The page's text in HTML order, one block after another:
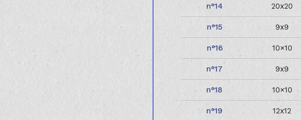
14 20x20
15 9x9
16 10×10
17 9x9
18 10×10
19 12x12